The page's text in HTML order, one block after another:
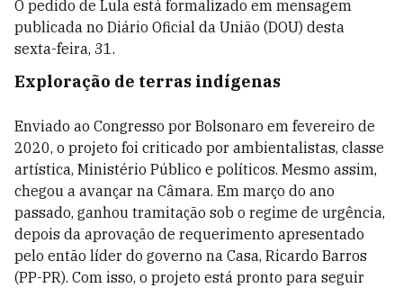
O pedido de Lula está formalizado em mensagem
publicada no Diário Oficial da União (DOU) desta
sexta-feira, 31.
Exploração de terras indígenas
Enviado ao Congresso por Bolsonaro em fevereiro de
2020, o projeto foi criticado por ambientalistas, classe
artística, Ministério Público e políticos. Mesmo assim,
chegou a avançar na Câmara. Em março do ano
passado, ganhou tramitação sob o regime de urgência,
depois da aprovação de requerimento apresentado
pelo então líder do governo na Casa, Ricardo Barros
(PP-PR). Com isso, o projeto está pronto para seguir